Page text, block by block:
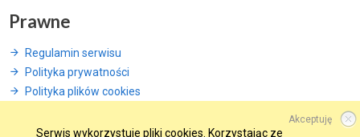
Prawne
Regulamin serwisu
Polityka prywatności
Polityka plików cookies
Akceptuję
Serwis wykorzystuje pliki cookies. Korzystając ze